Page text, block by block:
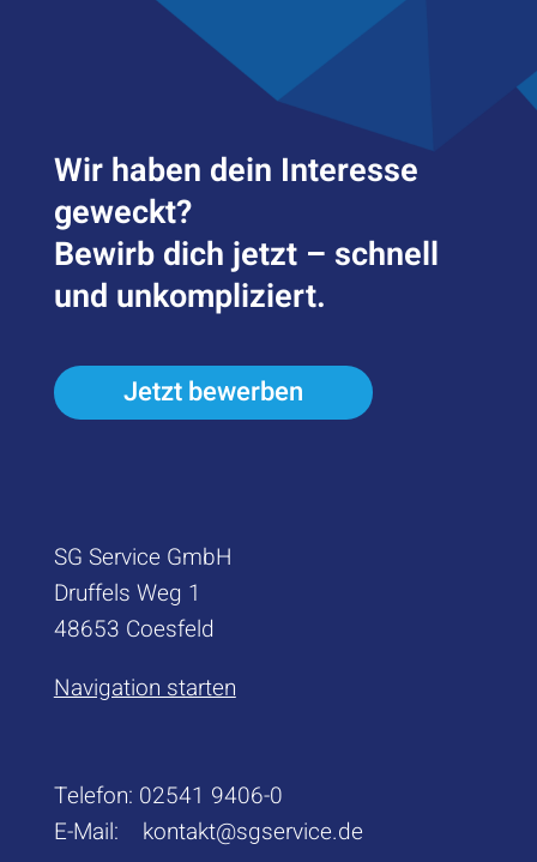
Wir haben dein Inter­esse
geweckt?
Bewirb dich jetzt – schnell
und unkompliziert.
Jetzt bewerben
SG Service GmbH
Druffels Weg 1
48653 Coesfeld
Navigation starten
Telefon: 02541 9406-0
E-Mail: kontakt@sgservice.de